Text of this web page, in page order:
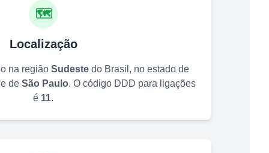
🗺️
Localização
na região Sudeste do Brasil, no estado de
de São Paulo. O código DDD para ligações
é 11.